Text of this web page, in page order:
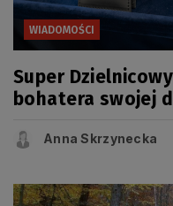
WIADOMOŚCI
Super
bohatera swojej
Anna Skrzynecka